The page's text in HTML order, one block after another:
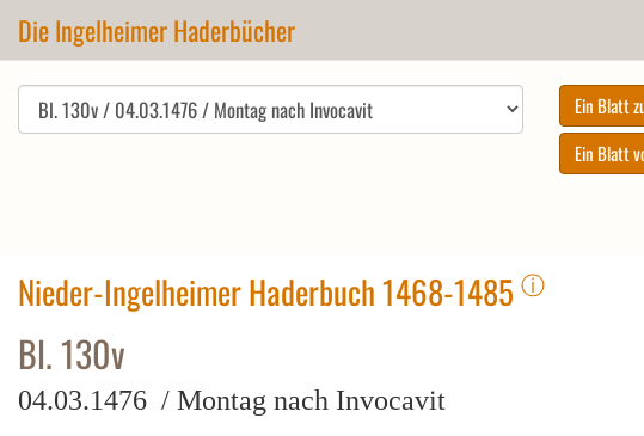
Die Ingelheimer Haderbücher
Nieder-Ingelheimer Haderbuch 1468-1485 ⓘ
Bl. 130v
04.03.1476 / Montag nach Invocavit